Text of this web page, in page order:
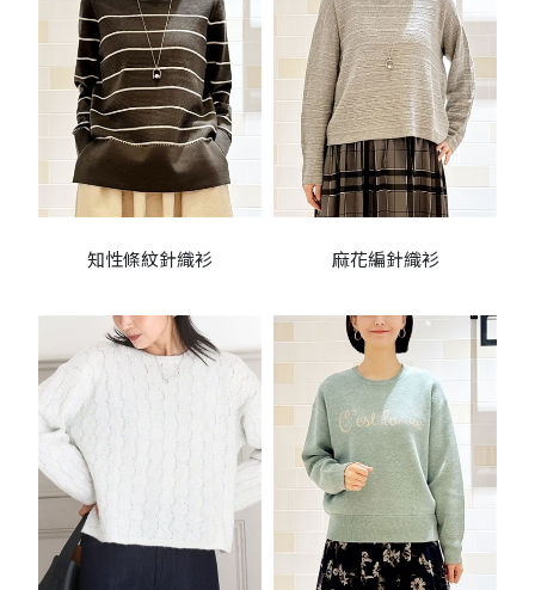
知性條紋針織衫 麻花編針織衫